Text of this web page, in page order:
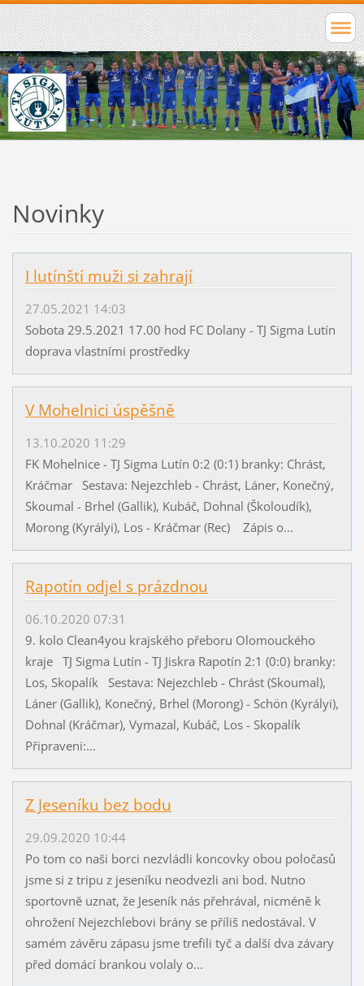
Novinky
I lutínští muži si zahrají
27.05.2021 14:03
Sobota 29.5.2021 17.00 hod FC Dolany - TJ Sigma Lutín
doprava vlastními prostředky
V Mohelnici úspěšně
13.10.2020 11:29
FK Mohelnice - TJ Sigma Lutín 0:2 (0:1) branky: Chrást,
Kráčmar Sestava: Nejezchleb - Chrást, Láner, Konečný,
Skoumal - Brhel (Gallik), Kubáč, Dohnal (Školoudík),
Morong (Kyrályi), Los - Kráčmar (Rec) Zápis o...
Rapotín odjel s prázdnou
06.10.2020 07:31
9. kolo Clean4you krajského přeboru Olomouckého
kraje TJ Sigma Lutín - TJ Jiskra Rapotín 2:1 (0:0) branky:
Los, Skopalík Sestava: Nejezchleb - Chrást (Skoumal),
Láner (Gallik), Konečný, Brhel (Morong) - Schön (Kyrályi),
Dohnal (Kráčmar), Vymazal, Kubáč, Los - Skopalík
Připraveni:...
Z Jeseníku bez bodu
29.09.2020 10:44
Po tom co naši borci nezvládli koncovky obou poločasů
jsme si z tripu z jeseníku neodvezli ani bod. Nutno
sportovně uznat, že Jeseník nás přehrával, nicméně k
ohrožení Nejezchlebovi brány se příliš nedostával. V
samém závěru zápasu jsme trefili tyč a další dva závary
před domácí brankou volaly o...